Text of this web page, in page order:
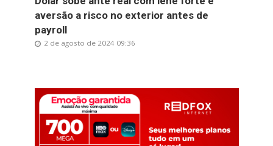
aversão a risco no exterior antes de
payroll
2 de agosto de 2024 09:36